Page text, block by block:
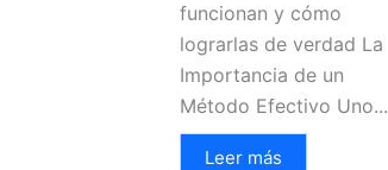
funcionan y cómo
lograrlas de verdad La
Importancia de un
Método Efectivo Uno...
Leer más